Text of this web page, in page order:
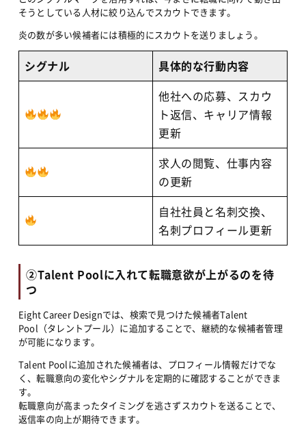
そうとしている人材に絞り込んでスカウトできます。
炎の数が多い候補者には積極的にスカウトを送りましょう。
シグナル
具体的な行動内容
他社への応募、スカウ
ト返信、キャリア情報
更新
求人の閲覧、仕事内容
の更新
自社社員と名刺交換、
名刺プロフィール更新
②Talent Poolに入れて転職意欲が上がるのを待
つ
Eight Career Designでは、検索で見つけた候補者Talent
Pool（タレントプール）に追加することで、継続的な候補者管理
が可能になります。
Talent Poolに追加された候補者は、プロフィール情報だけでな
く、転職意向の変化やシグナルを定期的に確認することができま
す。
転職意向が高まったタイミングを逃さずスカウトを送ることで、
返信率の向上が期待できます。